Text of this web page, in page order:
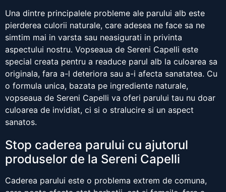
Una dintre principalele probleme ale parului alb este
pierderea culorii naturale, care adesea ne face sa ne
simtim mai in varsta sau neasigurati in privinta
aspectului nostru. Vopseaua de Sereni Capelli este
special creata pentru a readuce parul alb la culoarea sa
originala, fara a-l deteriora sau a-i afecta sanatatea. Cu
o formula unica, bazata pe ingrediente naturale,
vopseaua de Sereni Capelli va oferi parului tau nu doar
culoarea de invidiat, ci si o stralucire si un aspect
sanatos.
Stop caderea parului cu ajutorul
produselor de la Sereni Capelli
Caderea parului este o problema extrem de comuna,